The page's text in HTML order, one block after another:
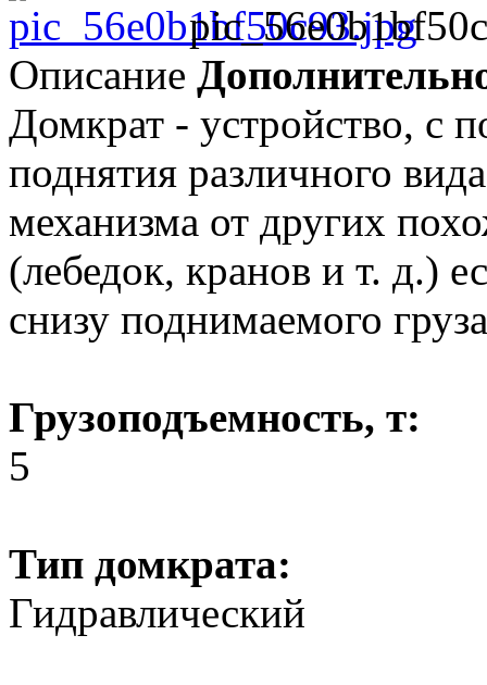
Описание
Домкрат - устройство, с
поднятия различного
механизма от других
(лебедок, кранов и т. д.)
снизу поднимаемого
Грузоподъемность, т:
5
Тип домкрата:
Гидравлический